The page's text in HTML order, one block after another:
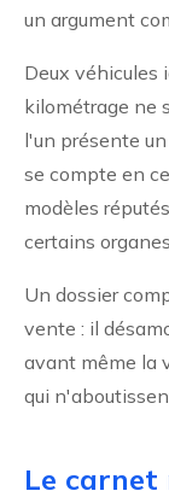
un argument
Deux véhicules
kilométrage ne
l'un présente
se compte en
modèles
certains
Un dossier
vente : il
avant même la
qui
Le carnet